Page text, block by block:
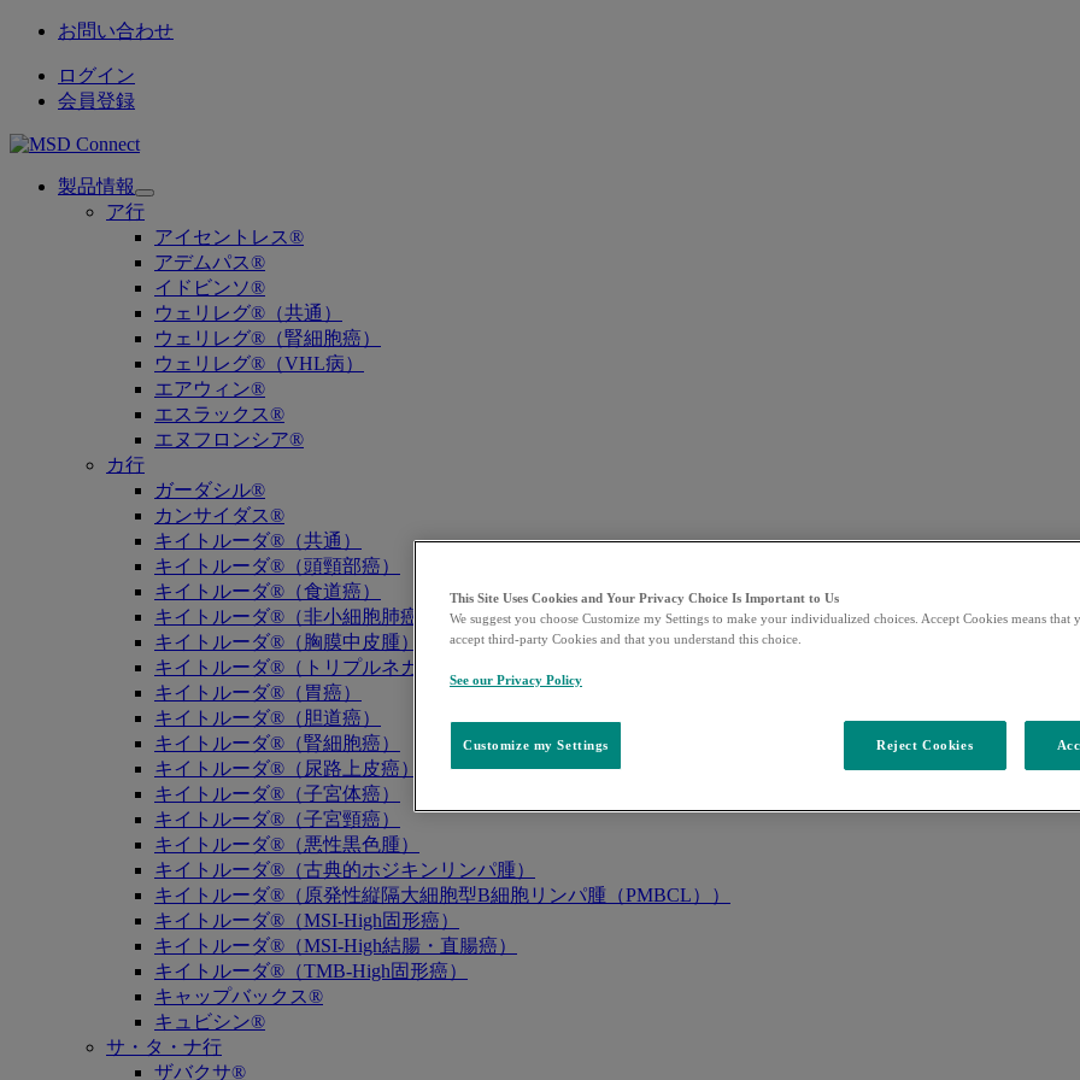
お問い合わせ
ログイン
会員登録
製品情報
Open
submenu
ア行
アイセントレス®
アデムパス®
イドビンソ®
ウェリレグ®（共通）
ウェリレグ®（腎細胞癌）
ウェリレグ®（VHL病）
エアウィン®
エスラックス®
エヌフロンシア®
カ行
ガーダシル®
カンサイダス®
キイトルーダ®（共通）
キイトルーダ®（頭頸部癌）
キイトルーダ®（食道癌）
キイトルーダ®（非小細胞肺癌）
キイトルーダ®（胸膜中皮腫）
キイトルーダ®（トリプルネガティブ乳癌）
キイトルーダ®（胃癌）
キイトルーダ®（胆道癌）
キイトルーダ®（腎細胞癌）
キイトルーダ®（尿路上皮癌）
キイトルーダ®（子宮体癌）
キイトルーダ®（子宮頸癌）
キイトルーダ®（悪性黒色腫）
キイトルーダ®（古典的ホジキンリンパ腫）
キイトルーダ®（原発性縦隔大細胞型B細胞リンパ腫（PMBCL））
キイトルーダ®（MSI-High固形癌）
キイトルーダ®（MSI-High結腸・直腸癌）
キイトルーダ®（TMB-High固形癌）
キャップバックス®
キュビシン®
サ・タ・ナ行
ザバクサ®
This Site Uses Cookies and Your Privacy Choice Is Important to Us
We suggest you choose Customize my Settings to make your individualized choices. Accept Cookies means that
accept third-party Cookies and that you understand this choice.
See our Privacy Policy
Customize my Settings Reject Cookies